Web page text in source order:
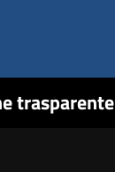
trasparente